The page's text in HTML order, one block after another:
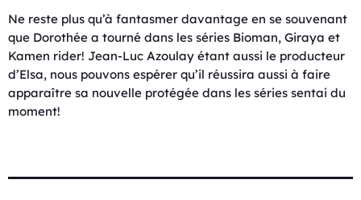
Ne reste plus qu’à fantasmer davantage en se souvenant
que Dorothée a tourné dans les séries Bioman, Giraya et
Kamen rider! Jean-Luc Azoulay étant aussi le producteur
d’Elsa, nous pouvons espérer qu’il réussira aussi à faire
apparaître sa nouvelle protégée dans les séries sentai du
moment!